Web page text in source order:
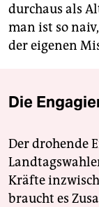
durchaus als
man ist so
der eigenen
Die
Der drohende
Kräfte
braucht es